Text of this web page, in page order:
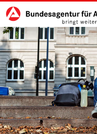
zu den Hauptinhalten